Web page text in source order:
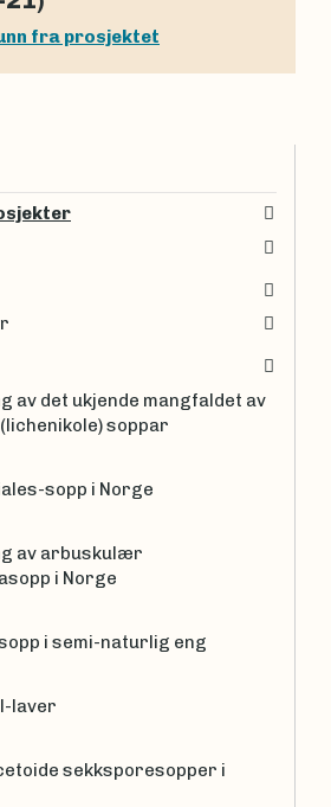
fra prosjektet
av det ukjende mangfaldet av
soppar
sopp i Norge
av arbuskulær
i Norge
i semi-naturlig eng
laver
sekksporesopper i